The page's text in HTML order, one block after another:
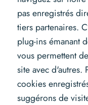
pas enregistrés
tiers partenaires.
plug-ins émanant
vous permettent
site avec
cookies
suggérons de